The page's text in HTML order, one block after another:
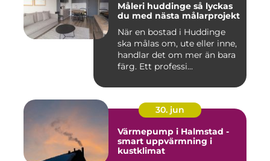
Måleri huddinge så lyckas
du med nästa målarprojekt
När en bostad i Huddinge
ska målas om, ute eller inne,
handlar det om mer än bara
färg. Ett professi...
30. jun
Värmepump i Halmstad -
smart uppvärmning i
kustklimat